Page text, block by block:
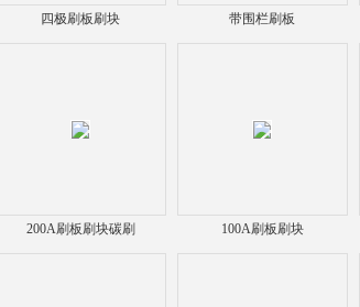
四极刷板刷块 带围栏刷板
200A刷板刷块碳刷 100A刷板刷块